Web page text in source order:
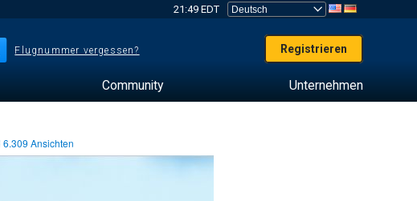
21:49 EDT
Flugnummer vergessen? Registrieren
Community Unternehmen
6.309 Ansichten